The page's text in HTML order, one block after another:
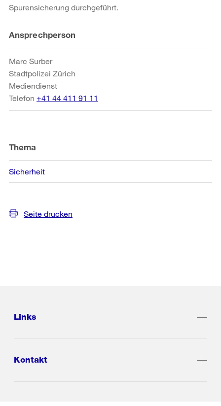
Spurensicherung durchgeführt.
Weitere
Informationen
Ansprechperson
Marc Surber
Stadtpolizei Zürich
Mediendienst
Telefon +41 44 411 91 11
Thema
Sicherheit
Seite drucken
Links
Kontakt